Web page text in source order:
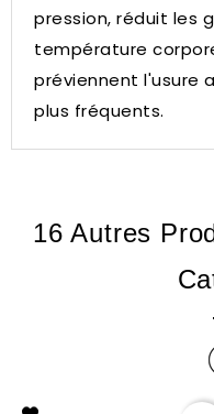
pression, réduit les
température
préviennent l'usure
plus fréquents.
16 Autres